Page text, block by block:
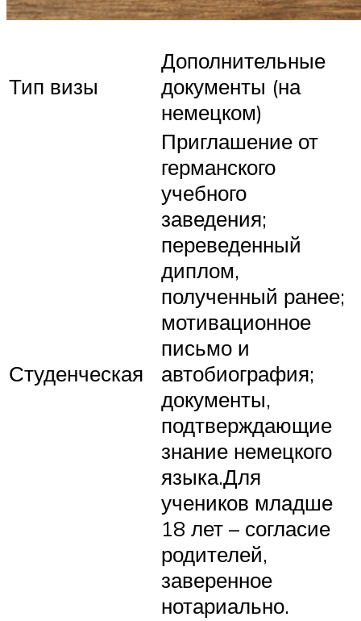
Тип визы
Дополнительные
документы (на
немецком)
Студенческая
Приглашение от
германского
учебного
заведения;
переведенный
диплом,
полученный ранее;
мотивационное
письмо и
автобиография;
документы,
подтверждающие
знание немецкого
языка.Для
учеников младше
18 лет – согласие
родителей,
заверенное
нотариально.